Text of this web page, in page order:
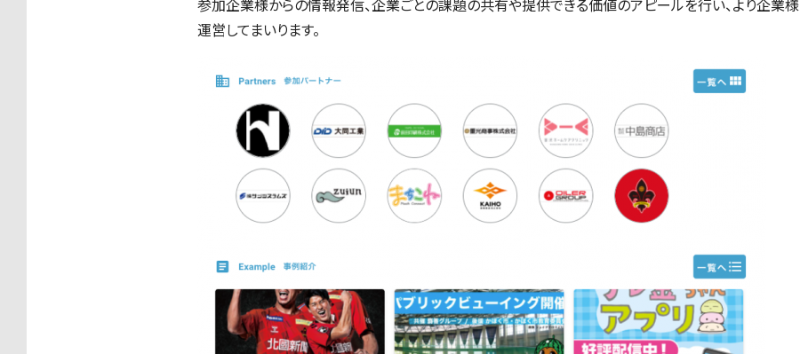
参加企業様からの情報発信、企業ごとの課題の共有や提供できる価値のアピールを行い、より企業
運営してまいります。